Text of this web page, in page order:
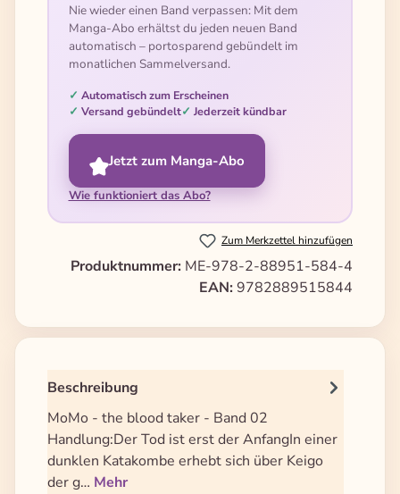
Nie wieder einen Band verpassen: Mit dem
Manga-Abo erhältst du jeden neuen Band
automatisch – portosparend gebündelt im
monatlichen Sammelversand.
Automatisch zum Erscheinen
Versand gebündelt
Jederzeit kündbar
Jetzt zum Manga-Abo
Wie funktioniert das Abo?
Zum Merkzettel hinzufügen
Produktnummer: ME-978-2-88951-584-4
EAN: 9782889515844
Beschreibung
MoMo - the blood taker - Band 02
Handlung:Der Tod ist erst der AnfangIn einer
dunklen Katakombe erhebt sich über Keigo
der g… Mehr